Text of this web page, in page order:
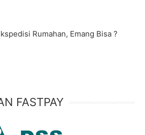
Rumahan, Emang Bisa ?
FASTPAY